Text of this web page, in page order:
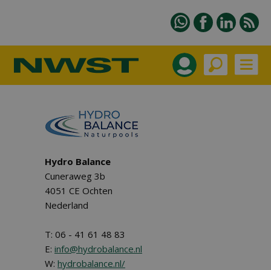
Hydro Balance
Cuneraweg 3b
4051 CE Ochten
Nederland
T: 06 - 41 61 48 83
E: info@hydrobalance.nl
W: hydrobalance.nl/